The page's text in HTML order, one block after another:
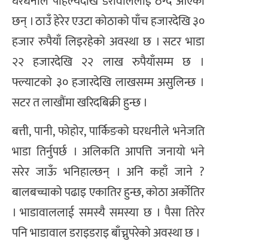
छन् । ठाउँ हेरेर एउटा कोठाको पाँच हजारदेखि ३०
हजार रुपैयाँ लिइरहेको अवस्था छ । सटर भाडा
२२ हजारदेखि २२ लाख रुपैयाँसम्म छ ।
फ्ल्याटको ३० हजारदेखि लाखसम्म असुलिन्छ ।
सटर त लाखौंमा खरिदबिक्री हुन्छ ।
बत्ती, पानी, फोहोर, पार्किङको घरधनीले भनेजति
भाडा तिर्नुपर्छ । अलिकति आपत्ति जनायो भने
सरेर जाऊँ भनिहाल्छन् । अनि कहाँ जाने ?
बालबच्चाको पढाइ एकातिर हुन्छ, कोठा अर्कोतिर
। भाडावाललाई समस्यै समस्या छ । पैसा तिरेर
पनि भाडावाल डराइडराइ बाँच्नुपरेको अवस्था छ ।